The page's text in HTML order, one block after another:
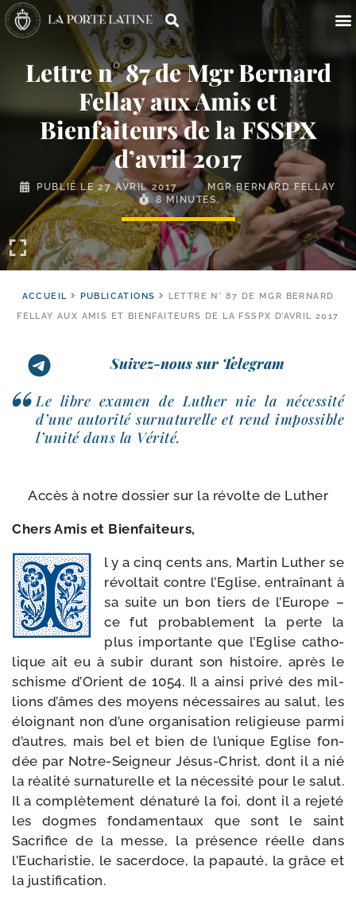
Lettre n° 87 de Mgr Bernard
Fellay aux Amis et
Bienfaiteurs de la FSSPX
d’avril 2017
PUBLIÉ LE27 AVRIL 2017
MGR BERNARD FELLAY
8 MINUTES
ACCUEIL PUBLICATIONS
LETTRE N° 87 DE MGR BERNARD
FELLAY AUX AMIS ET BIENFAITEURS DE LA FSSPX D’AVRIL 2017
Suivez-nous sur Telegram
Le libre exa­men de Luther nie la néces­si­té
d’une auto­ri­té sur­na­tu­relle et rend impos­sible
l’u­ni­té dans la Vérité.
Accès à notre dos­sier sur la révolte de Luther
Chers Amis et Bienfaiteurs,
l y a cinq cents ans, Martin Luther se
révol­tait contre l’Eglise, entraî­nant à
sa suite un bon tiers de l’Europe –
ce fut pro­ba­ble­ment la perte la
plus impor­tante que l’Eglise catho­
lique ait eu à subir durant son his­toire, après le
schisme d’Orient de 1054. Il a ain­si pri­vé des mil­
lions d’âmes des moyens néces­saires au salut, les
éloi­gnant non d’une orga­ni­sa­tion reli­gieuse par­mi
d’autres, mais bel et bien de l’unique Eglise fon­
dée par Notre-​Seigneur Jésus-​Christ, dont il a nié
la réa­li­té sur­na­tu­relle et la néces­si­té pour le salut.
Il a com­plè­te­ment déna­tu­ré la foi, dont il a reje­té
les dogmes fon­da­men­taux que sont le saint
Sacrifice de la messe, la pré­sence réelle dans
l’Eucharistie, le sacer­doce, la papau­té, la grâce et
la justification.